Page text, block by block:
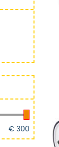
€ 300